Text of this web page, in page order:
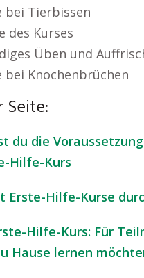
bei Tierbissen
des Kurses
Üben und
bei Knochenbrüchen
Seite:
du die
Hilfe-Kurs
Erste-Hilfe-Kurse
Hilfe-Kurs: Für
Hause lernen